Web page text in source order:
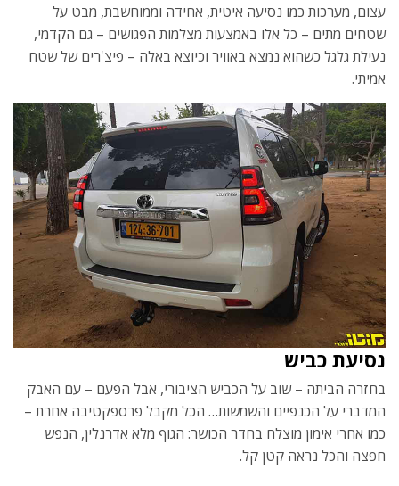
עצום, מערכות כמו נסיעה איטית, אחידה וממוחשבת, מבט על
שטחים מתים – כל אלו באמצעות מצלמות הפגושים – גם הקדמי,
נעילת גלגל כשהוא נמצא באוויר וכיוצא באלה – פיצ'רים של שטח
אמיתי.
נסיעת כביש
בחזרה הביתה – שוב על הכביש הציבורי, אבל הפעם – עם האבק
המדברי על הכנפיים והשמשות… הכל מקבל פרספקטיבה אחרת –
כמו אחרי אימון מוצלח בחדר הכושר: הגוף מלא אדרנלין, הנפש
חפצה והכל נראה קטן קל.